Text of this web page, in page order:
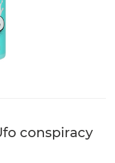
conspiracy